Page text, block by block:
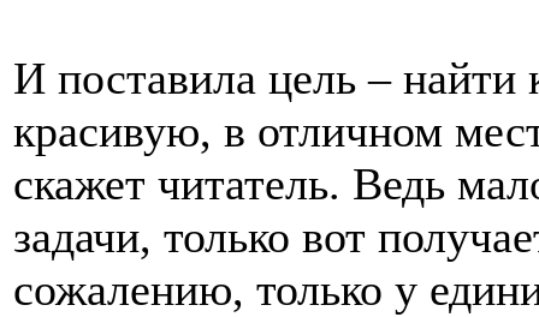
И поставила цель –
красивую, в отличном
скажет читатель. Ведь
задачи, только вот
сожалению, только у